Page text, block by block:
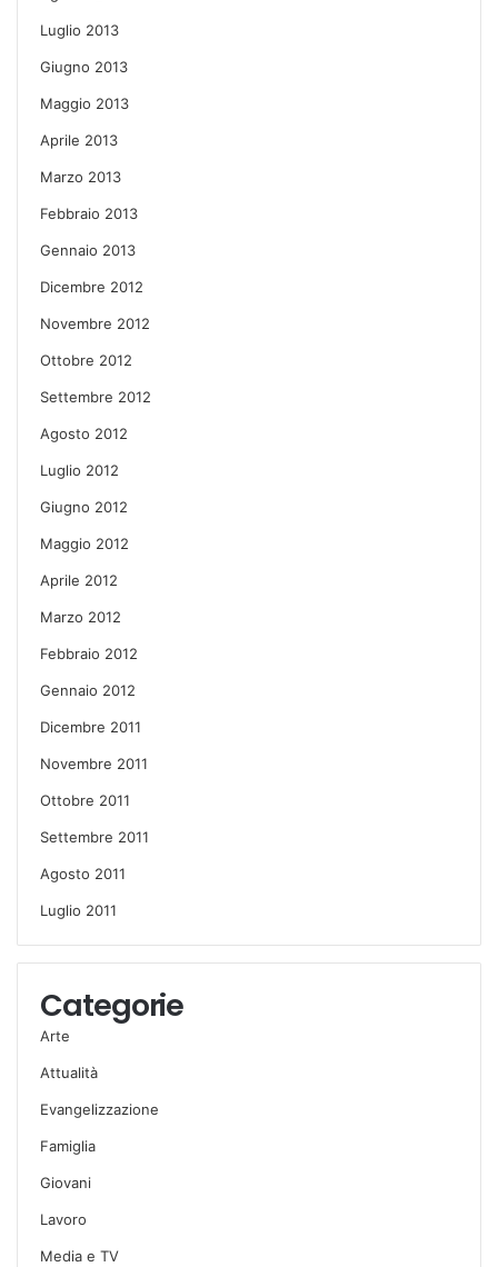
Luglio 2013
Giugno 2013
Maggio 2013
Aprile 2013
Marzo 2013
Febbraio 2013
Gennaio 2013
Dicembre 2012
Novembre 2012
Ottobre 2012
Settembre 2012
Agosto 2012
Luglio 2012
Giugno 2012
Maggio 2012
Aprile 2012
Marzo 2012
Febbraio 2012
Gennaio 2012
Dicembre 2011
Novembre 2011
Ottobre 2011
Settembre 2011
Agosto 2011
Luglio 2011
Categorie
Arte
Attualità
Evangelizzazione
Famiglia
Giovani
Lavoro
Media e TV